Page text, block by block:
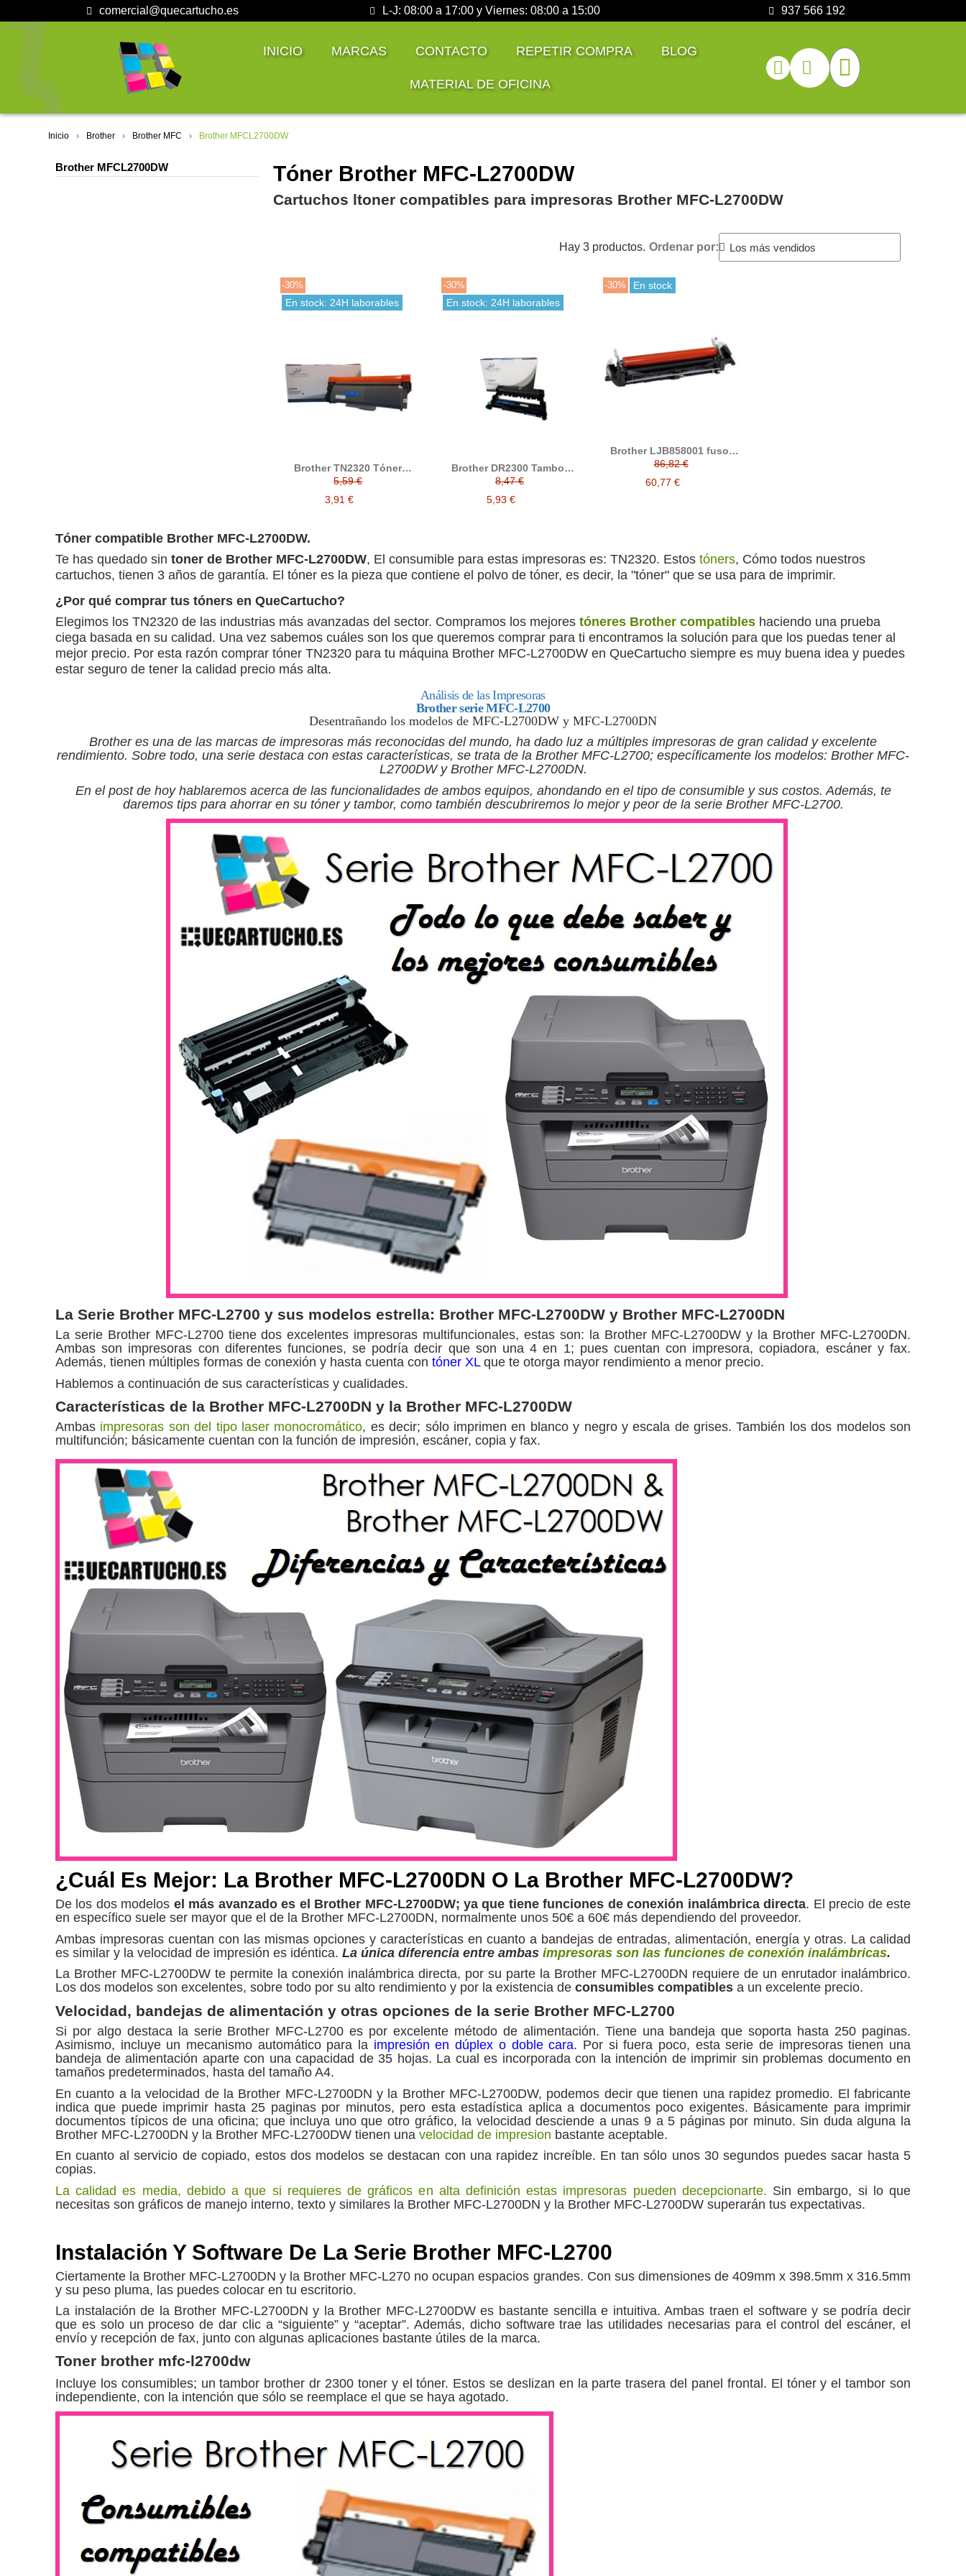
comercial@quecartucho.es L-J: 08:00 a 17:00 y Viernes: 08:00 a 15:00 937 566 192
INICIO MARCAS CONTACTO REPETIR COMPRA BLOG
MATERIAL DE OFICINA
Inicio Brother Brother MFC Brother MFCL2700DW
Brother MFCL2700DW Tóner Brother MFC-L2700DW
Cartuchos ltoner compatibles para impresoras Brother MFC-L2700DW
Hay 3 productos. Ordenar por:
-30%
En stock: 24H laborables
Brother TN2320 Tóner
compatible
5,59 €
3,91 €
-30%
En stock: 24H laborables
Brother DR2300 Tambor
compatible
8,47 €
5,93 €
-30% En stock
Brother LJB858001 fusor
compatible
86,82 €
60,77 €
Tóner compatible Brother MFC-L2700DW.
Te has quedado sin toner de Brother MFC-L2700DW, El consumible para estas impresoras es: TN2320. Estos tóners, Cómo todos nuestros
cartuchos, tienen 3 años de garantía. El tóner es la pieza que contiene el polvo de tóner, es decir, la "tóner" que se usa para de imprimir.
¿Por qué comprar tus tóners en QueCartucho?
Elegimos los TN2320 de las industrias más avanzadas del sector. Compramos los mejores tóneres Brother compatibles haciendo una prueba
ciega basada en su calidad. Una vez sabemos cuáles son los que queremos comprar para ti encontramos la solución para que los puedas tener al
mejor precio. Por esta razón comprar tóner TN2320 para tu máquina Brother MFC-L2700DW en QueCartucho siempre es muy buena idea y puedes
estar seguro de tener la calidad precio más alta.
Análisis de las Impresoras
Brother serie MFC-L2700
Desentrañando los modelos de MFC-L2700DW y MFC-L2700DN
Brother es una de las marcas de impresoras más reconocidas del mundo, ha dado luz a múltiples impresoras de gran calidad y excelente
rendimiento. Sobre todo, una serie destaca con estas características, se trata de la Brother MFC-L2700; específicamente los modelos: Brother MFC-
L2700DW y Brother MFC-L2700DN.
En el post de hoy hablaremos acerca de las funcionalidades de ambos equipos, ahondando en el tipo de consumible y sus costos. Además, te
daremos tips para ahorrar en su tóner y tambor, como también descubriremos lo mejor y peor de la serie Brother MFC-L2700.
La Serie Brother MFC-L2700 y sus modelos estrella: Brother MFC-L2700DW y Brother MFC-L2700DN
La serie Brother MFC-L2700 tiene dos excelentes impresoras multifuncionales, estas son: la Brother MFC-L2700DW y la Brother MFC-L2700DN.
Ambas son impresoras con diferentes funciones, se podría decir que son una 4 en 1; pues cuentan con impresora, copiadora, escáner y fax.
Además, tienen múltiples formas de conexión y hasta cuenta con tóner XLque te otorga mayor rendimiento a menor precio.
Hablemos a continuación de sus características y cualidades.
Características de la Brother MFC-L2700DN y la Brother MFC-L2700DW
Ambas impresoras son del tipo laser monocromático, es decir; sólo imprimen en blanco y negro y escala de grises. También los dos modelos son
multifunción; básicamente cuentan con la función de impresión, escáner, copia y fax.
¿Cuál Es Mejor: La Brother MFC-L2700DN O La Brother MFC-L2700DW?
De los dos modelos el más avanzado es el Brother MFC-L2700DW; ya que tiene funciones de conexión inalámbrica directa. El precio de este
en específico suele ser mayor que el de la Brother MFC-L2700DN, normalmente unos 50€ a 60€ más dependiendo del proveedor.
Ambas impresoras cuentan con las mismas opciones y características en cuanto a bandejas de entradas, alimentación, energía y otras. La calidad
es similar y la velocidad de impresión es idéntica. La única diferencia entre ambas impresoras son las funciones de conexión inalámbricas.
La Brother MFC-L2700DW te permite la conexión inalámbrica directa, por su parte la Brother MFC-L2700DN requiere de un enrutador inalámbrico.
Los dos modelos son excelentes, sobre todo por su alto rendimiento y por la existencia de consumibles compatibles a un excelente precio.
Velocidad, bandejas de alimentación y otras opciones de la serie Brother MFC-L2700
Si por algo destaca la serie Brother MFC-L2700 es por excelente método de alimentación. Tiene una bandeja que soporta hasta 250 paginas.
Asimismo, incluye un mecanismo automático para la impresión en dúplex o doble cara. Por si fuera poco, esta serie de impresoras tienen una
bandeja de alimentación aparte con una capacidad de 35 hojas. La cual es incorporada con la intención de imprimir sin problemas documento en
tamaños predeterminados, hasta del tamaño A4.
En cuanto a la velocidad de la Brother MFC-L2700DN y la Brother MFC-L2700DW, podemos decir que tienen una rapidez promedio. El fabricante
indica que puede imprimir hasta 25 paginas por minutos, pero esta estadística aplica a documentos poco exigentes. Básicamente para imprimir
documentos típicos de una oficina; que incluya uno que otro gráfico, la velocidad desciende a unas 9 a 5 páginas por minuto. Sin duda alguna la
Brother MFC-L2700DN y la Brother MFC-L2700DW tienen una velocidad de impresion bastante aceptable.
En cuanto al servicio de copiado, estos dos modelos se destacan con una rapidez increíble. En tan sólo unos 30 segundos puedes sacar hasta 5
copias.
La calidad es media, debido a que si requieres de gráficos en alta definición estas impresoras pueden decepcionarte. Sin embargo, si lo que
necesitas son gráficos de manejo interno, texto y similares la Brother MFC-L2700DN y la Brother MFC-L2700DW superarán tus expectativas.
Instalación Y Software De La Serie Brother MFC-L2700
Ciertamente la Brother MFC-L2700DN y la Brother MFC-L270 no ocupan espacios grandes. Con sus dimensiones de 409mm x 398.5mm x 316.5mm
y su peso pluma, las puedes colocar en tu escritorio.
La instalación de la Brother MFC-L2700DN y la Brother MFC-L2700DW es bastante sencilla e intuitiva. Ambas traen el software y se podría decir
que es solo un proceso de dar clic a “siguiente” y “aceptar”. Además, dicho software trae las utilidades necesarias para el control del escáner, el
envío y recepción de fax, junto con algunas aplicaciones bastante útiles de la marca.
Toner brother mfc-l2700dw
Incluye los consumibles; un tambor brother dr 2300 toner y el tóner. Estos se deslizan en la parte trasera del panel frontal. El tóner y el tambor son
independiente, con la intención que sólo se reemplace el que se haya agotado.